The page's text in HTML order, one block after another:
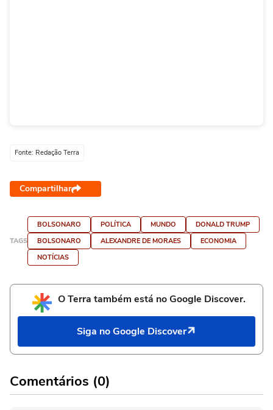
Fonte: Redação Terra
Compartilhar
TAGS
BOLSONARO POLÍTICA MUNDO
DONALD TRUMP
BOLSONARO
ALEXANDRE DE MORAES
ECONOMIA
NOTÍCIAS
O Terra também está no Google Discover.
Siga no Google Discover
Comentários (0)